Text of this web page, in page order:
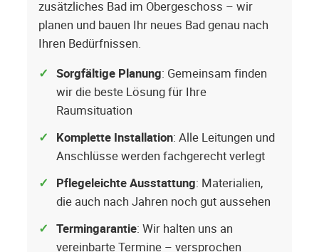
zusätzliches Bad im Obergeschoss – wir
planen und bauen Ihr neues Bad genau nach
Ihren Bedürfnissen.
Sorgfältige Planung: Gemeinsam finden
wir die beste Lösung für Ihre
Raumsituation
Komplette Installation: Alle Leitungen und
Anschlüsse werden fachgerecht verlegt
Pflegeleichte Ausstattung: Materialien,
die auch nach Jahren noch gut aussehen
Termingarantie: Wir halten uns an
vereinbarte Termine – versprochen